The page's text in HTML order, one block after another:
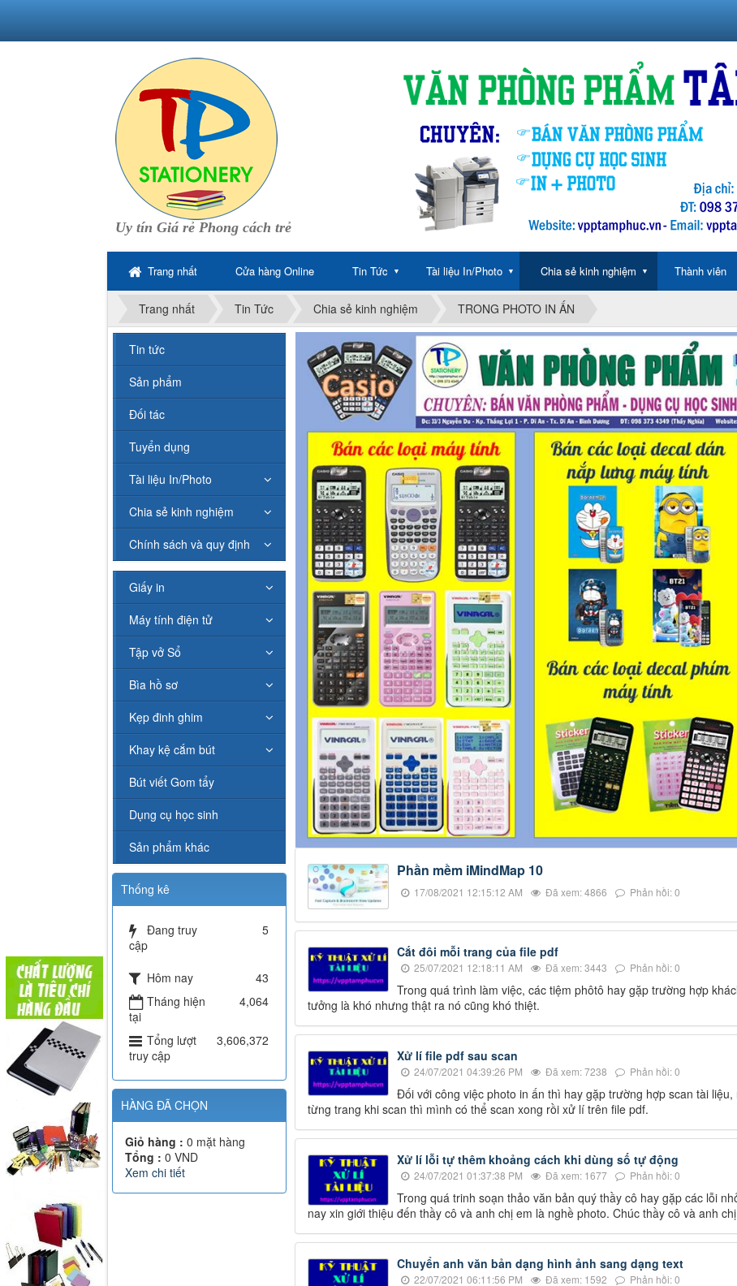
Uy tín Giá rẻ Phong cách trẻ
Trang nhất Cửa hàng Online Tin Tức ▼ Tài liệu In/Photo ▼ Chia sẻ kinh nghiệm ▼ Thành viên
Trang nhất Tin Tức Chia sẻ kinh nghiệm TRONG PHOTO IN ẤN
Phần mềm iMindMap 10
17/08/2021 12:15:12 AM Đã xem: 4866 Phản hồi: 0
Cắt đôi mỗi trang của file pdf
25/07/2021 12:18:11 AM Đã xem: 3443 Phản hồi: 0
Trong quá trình làm việc, các tiệm phôtô hay gặp trường hợp
tưởng là khó nhưng thật ra nó cũng khó thiệt.
Xử lí file pdf sau scan
24/07/2021 04:39:26 PM Đã xem: 7238 Phản hồi: 0
Đối với công việc photo in ấn thì hay gặp trường hợp scan tài
từng trang khi scan thì mình có thể scan xong rồi xử lí trên file pdf.
Xử lí lỗi tự thêm khoảng cách khi dùng số tự động
24/07/2021 01:37:38 PM Đã xem: 1677 Phản hồi: 0
Trong quá trinh soạn thảo văn bản quý thầy cô hay gặp các lỗi
nay xin giới thiệu đến thầy cô và anh chị em là nghề photo. Chúc thầy cô và anh
Chuyển anh văn bản dạng hình ảnh sang dạng text
22/07/2021 06:11:56 PM Đã xem: 1592 Phản hồi: 0
Tin tức
Sản phẩm
Đối tác
Tuyển dụng
Tài liệu In/Photo
Chia sẻ kinh nghiệm
Chính sách và quy định
Giấy in
Máy tính điện tử
Tập vở Sổ
Bìa hồ sơ
Kẹp đinh ghim
Khay kệ cắm bút
Bút viết Gom tẩy
Dụng cụ học sinh
Sản phẩm khác
Thống kê
Đang truy
cập
5
Hôm nay
43
Tháng hiện
tại
4,064
Tổng lượt
truy cập
3,606,372
HÀNG ĐÃ CHỌN
Giỏ hàng : 0 mặt hàng
Tổng : 0 VND
Xem chi tiết